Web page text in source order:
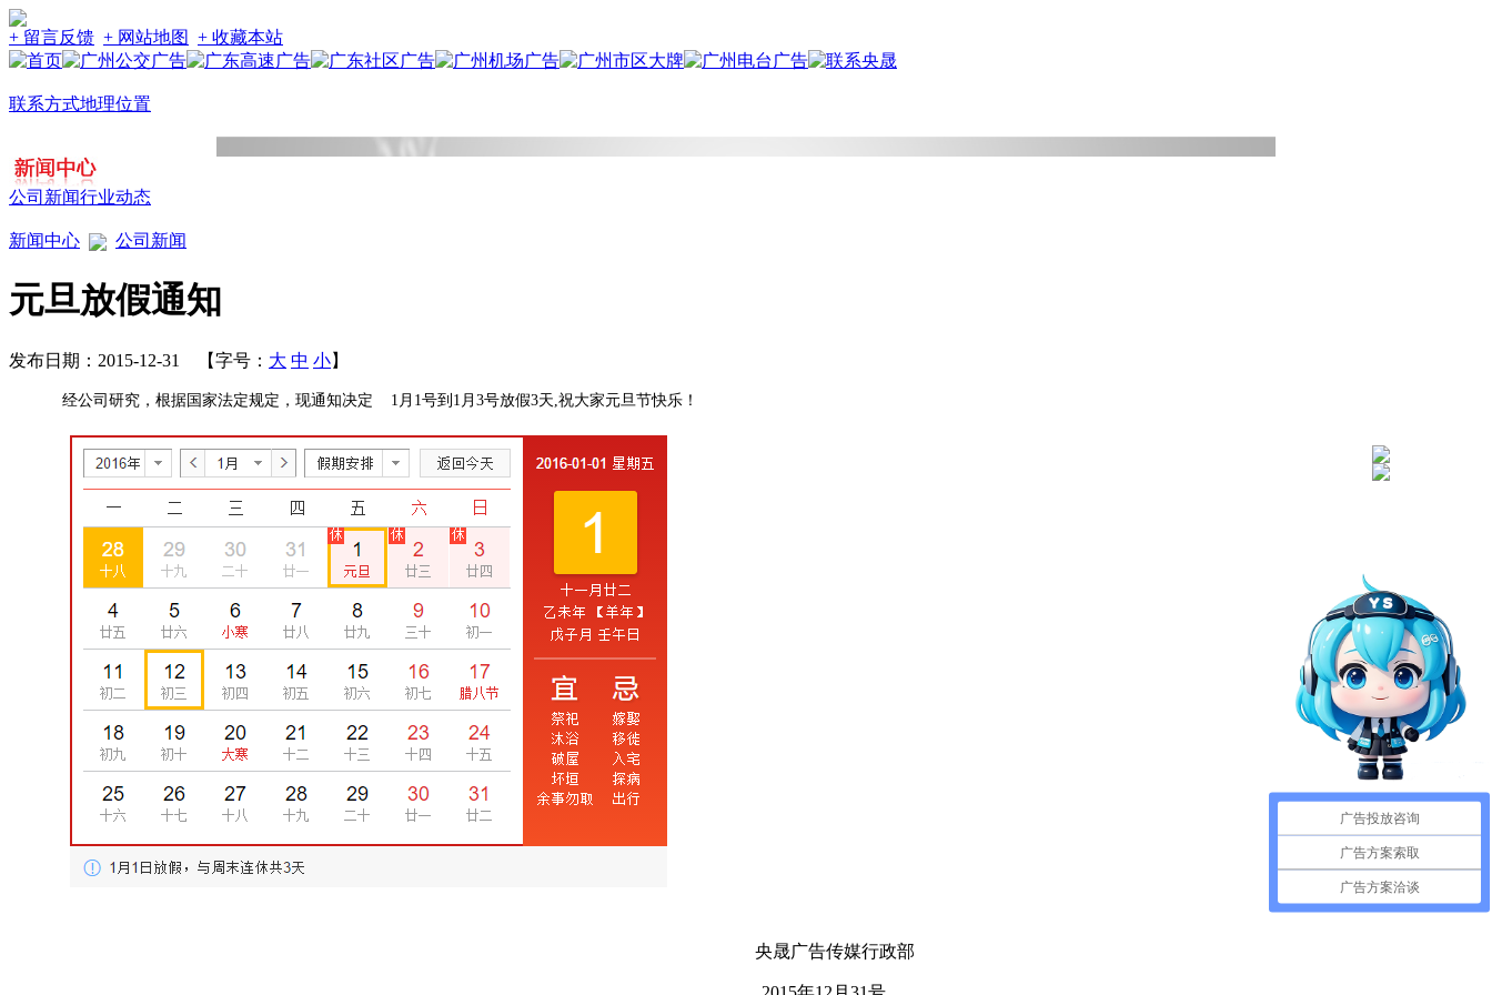
+ 留言反馈 + 网站地图 + 收藏本站
联系方式地理位置
公司新闻行业动态
新闻中心 公司新闻
元旦放假通知
发布日期：2015-12-31 【字号： 大 中 小】
经公司研究，根据国家法定规定，现通知决定 1月1号到1月3号放假3天,祝大家元旦节快乐！
央晟广告传媒行政部
广告投放咨询
广告方案索取
广告方案洽谈